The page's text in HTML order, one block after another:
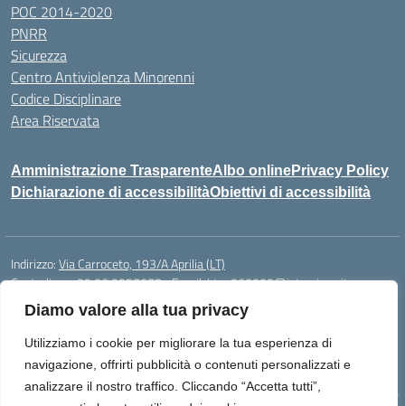
Diamo valore alla tua privacy
Utilizziamo i cookie per migliorare la tua esperienza di
navigazione, offrirti pubblicità o contenuti personalizzati e
analizzare il nostro traffico. Cliccando “Accetta tutti”,
POC 2014-2020
PNRR
Sicurezza
Centro Antiviolenza Minorenni
Codice Disciplinare
Area Riservata
Amministrazione TrasparenteAlbo onlinePrivacy Policy
Dichiarazione di accessibilitàObiettivi di accessibilità
Indirizzo:Via Carroceto, 193/A Aprilia (LT)
Centralino:+39 06 9257678 Email:Ltps060002@istruzione.it
Posta elettronica certificata (PEC):
Ltps060002@pec.istruzione.it
Codice fiscale: 91001930592
LTPS060002